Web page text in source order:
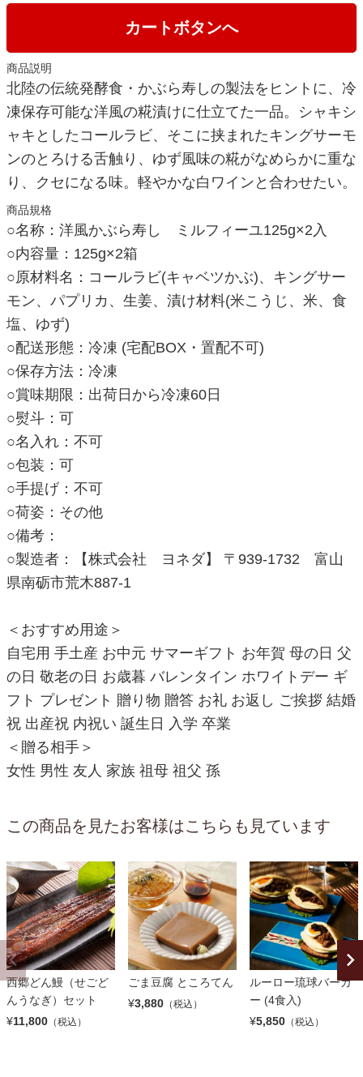
カートボタンへ
商品説明
北陸の伝統発酵食・かぶら寿しの製法をヒントに、冷
凍保存可能な洋風の糀漬けに仕立てた一品。シャキシ
ャキとしたコールラビ、そこに挟まれたキングサーモ
ンのとろける舌触り、ゆず風味の糀がなめらかに重な
り、クセになる味。軽やかな白ワインと合わせたい。
商品規格
○名称：洋風かぶら寿し ミルフィーユ125g×2入
○内容量：125g×2箱
○原材料名：コールラビ(キャベツかぶ)、キングサー
モン、パプリカ、生姜、漬け材料(米こうじ、米、食
塩、ゆず)
○配送形態：冷凍 (宅配BOX・置配不可)
○保存方法：冷凍
○賞味期限：出荷日から冷凍60日
○熨斗：可
○名入れ：不可
○包装：可
○手提げ：不可
○荷姿：その他
○備考：
○製造者：【株式会社 ヨネダ】 〒939-1732 富山
県南砺市荒木887-1
＜おすすめ用途＞
自宅用 手土産 お中元 サマーギフト お年賀 母の日 父
の日 敬老の日 お歳暮 バレンタイン ホワイトデー ギ
フト プレゼント 贈り物 贈答 お礼 お返し ご挨拶 結婚
祝 出産祝 内祝い 誕生日 入学 卒業
＜贈る相手＞
女性 男性 友人 家族 祖母 祖父 孫
この商品を見たお客様はこちらも見ています
西郷どん鰻（せごど
んうなぎ）セット
¥11,800 （税込）
ごま豆腐 ところてん
¥3,880 （税込）
ルーロー琉球バーガ
ー (4食入)
¥5,850 （税込）